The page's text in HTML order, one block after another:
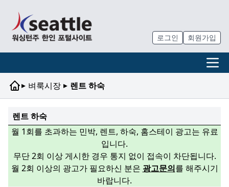
로그인 회원가입
▸ 벼룩시장 ▸ 렌트 하숙
렌트 하숙
월 1회를 초과하는 민박, 렌트, 하숙, 홈스테이 광고는 유료
입니다.
무단 2회 이상 게시한 경우 통지 없이 접속이 차단됩니다.
월 2회 이상의 광고가 필요하신 분은 광고문의를 해주시기
바랍니다.